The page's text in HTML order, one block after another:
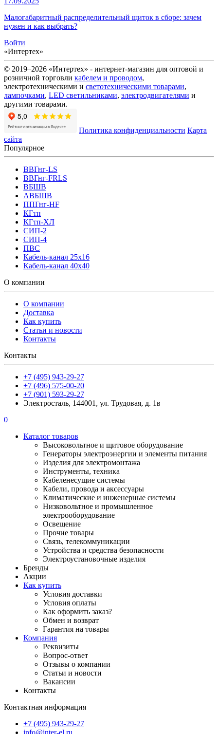
Малогабаритный распределительный щиток в сборе: зачем
нужен и как выбрать?
Войти
«Интертех»
© 2019–2026 «Интертех» - интернет-магазин для оптовой и
розничной торговли кабелем и проводом,
электротехническими и светотехническими товарами,
лампочками, LED светильниками, электродвигателями и
другими товарами.
Политика конфиденциальности Карта
сайта
Популярное
ВВГнг-LS
ВВГнг-FRLS
ВБШВ
АВБШВ
ППГнг-HF
КГтп
КГтп-ХЛ
СИП-2
СИП-4
ПВС
Кабель-канал 25х16
Кабель-канал 40х40
О компании
О компании
Доставка
Как купить
Статьи и новости
Контакты
Контакты
+7 (495) 943-29-27
+7 (496) 575-00-20
+7 (901) 593-29-27
Электросталь, 144001, ул. Трудовая, д. 1в
0
Каталог товаров
Высоковольтное и щитовое оборудование
Генераторы электроэнергии и элементы питания
Изделия для электромонтажа
Инструменты, техника
Кабеленесущие системы
Кабели, провода и аксессуары
Климатические и инженерные системы
Низковольтное и промышленное
электрооборудование
Освещение
Прочие товары
Связь, телекоммуникации
Устройства и средства безопасности
Электроустановочные изделия
Бренды
Акции
Как купить
Условия доставки
Условия оплаты
Как оформить заказ?
Обмен и возврат
Гарантия на товары
Компания
Реквизиты
Вопрос-ответ
Отзывы о компании
Статьи и новости
Вакансии
Контакты
Контактная информация
+7 (495) 943-29-27
info@inter-el.ru